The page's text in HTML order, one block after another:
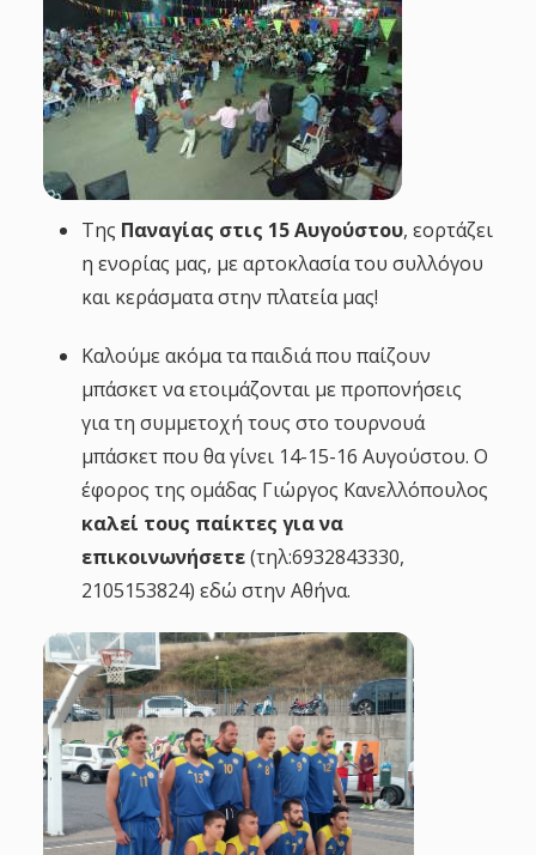
Της Παναγίας στις 15 Αυγούστου, εορτάζει
η ενορίας μας, με αρτοκλασία του συλλόγου
και κεράσματα στην πλατεία μας!
Καλούμε ακόμα τα παιδιά που παίζουν
μπάσκετ να ετοιμάζονται με προπονήσεις
για τη συμμετοχή τους στο τουρνουά
μπάσκετ που θα γίνει 14-15-16 Αυγούστου. Ο
έφορος της ομάδας Γιώργος Κανελλόπουλος
καλεί τους παίκτες για να
επικοινωνήσετε(τηλ:6932843330,
2105153824) εδώ στην Αθήνα.